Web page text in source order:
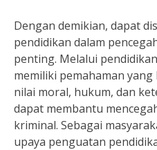
Dengan demikian, dapat
pendidikan dalam
penting. Melalui
memiliki pemahaman
nilai moral, hukum, dan
dapat membantu
kriminal. Sebagai
upaya penguatan